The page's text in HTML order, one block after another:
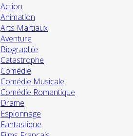
Action
Animation
Arts Martiaux
Aventure
Biographie
Catastrophe
Comédie
Comédie Musicale
Comédie Romantique
Drame
Espionnage
Fantastique